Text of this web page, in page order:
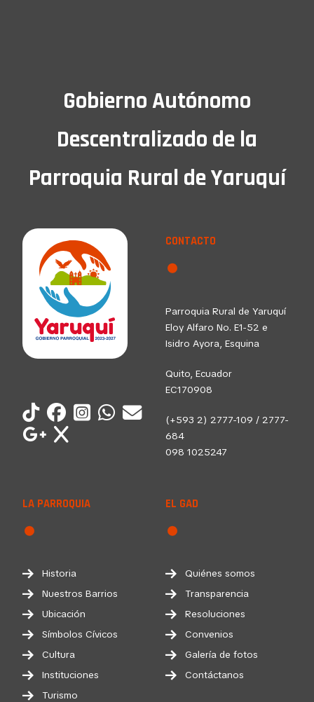
Gobierno Autónomo
Descentralizado de la
Parroquia Rural de Yaruquí
CONTACTO
Parroquia Rural de Yaruquí
Eloy Alfaro No. E1-52 e
Isidro Ayora, Esquina
Quito, Ecuador
EC170908
(+593 2) 2777-109 / 2777-
684
098 1025247
LA PARROQUIA
Historia
Nuestros Barrios
Ubicación
Símbolos Cívicos
Cultura
Instituciones
Turismo
EL GAD
Quiénes somos
Transparencia
Resoluciones
Convenios
Galería de fotos
Contáctanos